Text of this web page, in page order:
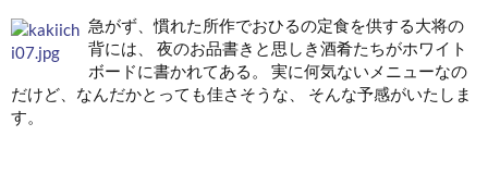
急がず、慣れた所作でおひるの定食を供する大将の
背には、 夜のお品書きと思しき酒肴たちがホワイト
ボードに書かれてある。 実に何気ないメニューなの
だけど、なんだかとっても佳さそうな、 そんな予感がいたしま
す。